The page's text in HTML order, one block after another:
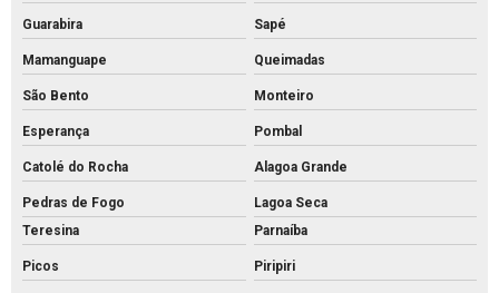
Guarabira Sapé
Mamanguape Queimadas
São Bento Monteiro
Esperança Pombal
Catolé do Rocha Alagoa Grande
Pedras de Fogo
Lagoa Seca
Teresina
Parnaíba
Picos Piripiri